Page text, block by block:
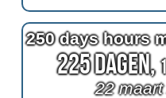
225 Dagen,
22